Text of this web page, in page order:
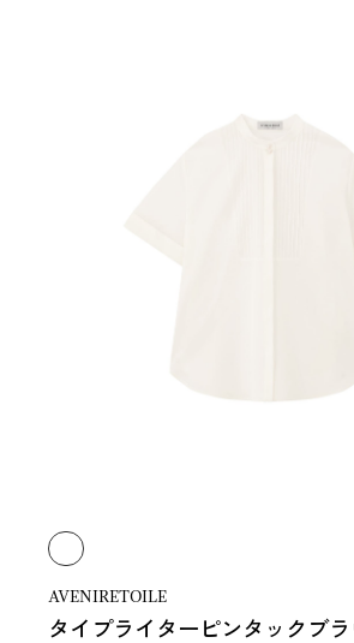
AVENIRETOILE
タイプライターピンタックブ